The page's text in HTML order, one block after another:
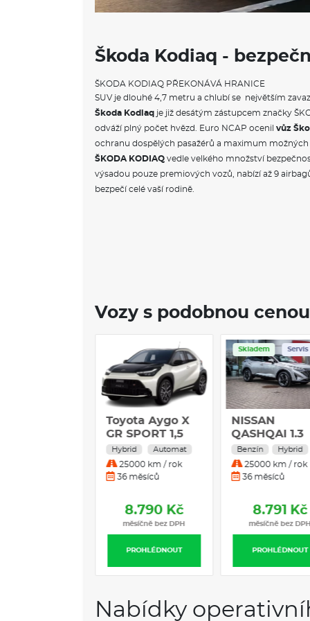
Škoda Kodiaq -
ŠKODA KODIAQ PŘEKONÁVÁ HRANICE
SUV je dlouhé 4,7 metru a chlubí se největším
Škoda Kodiaq je již desátým zástupcem značky
odváží plný počet hvězd. Euro NCAP ocenil vůz
ochranu dospělých pasažérů a maximum
ŠKODA KODIAQ vedle velkého množství
výsadou pouze premiových vozů, nabízí až 9
bezpečí celé vaší rodině.
Vozy s podobnou cenou
Toyota Aygo X
GR SPORT 1,5
Hybrid Automat
25000 km / rok
36 měsíců
PROHLÉDNOUT
8.790 Kč
měsíčně bez DPH
Skladem Servis
NISSAN
QASHQAI 1.3
MHEV 158HP
2WD N-
CONNECTA +
Benzín Hybrid
25000 km / rok
36 měsíců
PROHLÉDNOUT
8.791 Kč
měsíčně bez DPH
Nabídky